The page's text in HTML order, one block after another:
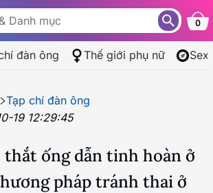
0
đàn ông Thế giới phụ nữ
Tạp chí đàn ông
19 12:29:45
ống dẫn tinh hoàn ở
pháp tránh thai ở